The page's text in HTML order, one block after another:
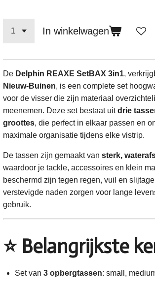
In winkelwagen
De Delphin REAXE SetBAX 3in1,
Nieuw-Buinen, is een complete set
voor de visser die zijn materiaal
meenemen. Deze set bestaat uitdrie
groottes, die perfect in elkaar passen en
maximale organisatie tijdens elke vistrip.
De tassen zijn gemaakt van sterk,
waardoor je tackle, accessoires en klein
beschermd zijn tegen regen, vuil en
verstevigde naden zorgen voor lange
gebruik.
⭐ Belangrijkste
Set van 3 opbergtassen: small,